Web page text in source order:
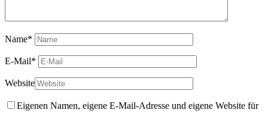
Name*
E-Mail*
Website
Eigenen Namen, eigene E-Mail-Adresse und eigene Website für